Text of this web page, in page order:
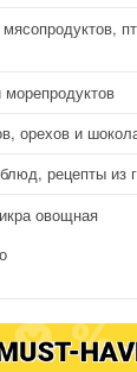
орехов и
рецепты из
овощная